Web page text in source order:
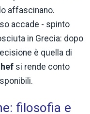
affascinano.
accade - spinto
in Grecia: dopo
è quella di
si rende conto
filosofia e